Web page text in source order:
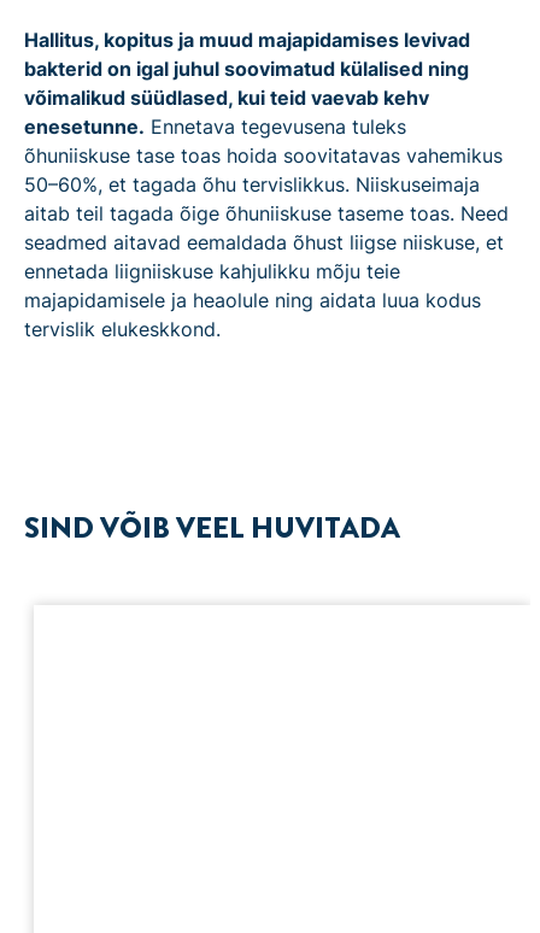
Hallitus, kopitus ja muud majapidamises levivad
bakterid on igal juhul soovimatud külalised ning
võimalikud süüdlased, kui teid vaevab kehv
enesetunne. Ennetava tegevusena tuleks
õhuniiskuse tase toas hoida soovitatavas vahemikus
50–60%, et tagada õhu tervislikkus. Niiskuseimaja
aitab teil tagada õige õhuniiskuse taseme toas. Need
seadmed aitavad eemaldada õhust liigse niiskuse, et
ennetada liigniiskuse kahjulikku mõju teie
majapidamisele ja heaolule ning aidata luua kodus
tervislik elukeskkond.
SIND VÕIB VEEL HUVITADA